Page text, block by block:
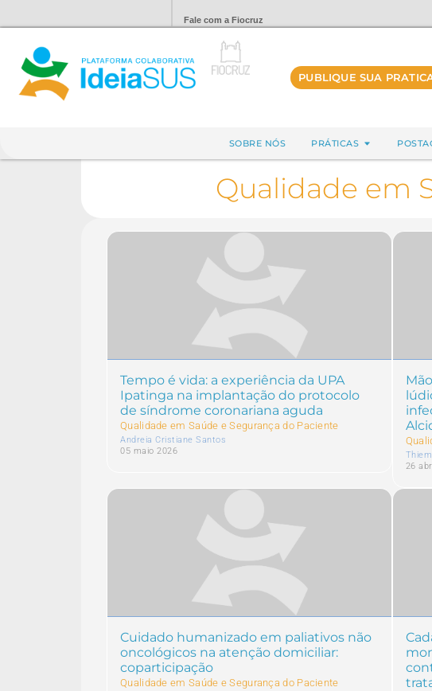
Fale com a Fiocruz
PUBLIQUE SUA
SOBRE NÓS PRÁTICAS
Qualidade em
Tempo é vida: a experiência da UPA
Ipatinga na implantação do protocolo
de síndrome coronariana aguda
Qualidade em Saúde e Segurança do Paciente
Andreia Cristiane Santos
05 maio 2026
26
Cuidado humanizado em paliativos não
oncológicos na atenção domiciliar:
coparticipação
Qualidade em Saúde e Segurança do Paciente